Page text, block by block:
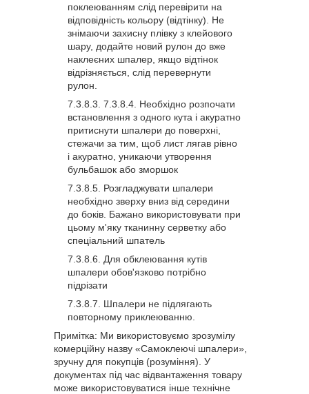
поклеюванням слід перевірити на
відповідність кольору (відтінку). Не
знімаючи захисну плівку з клейового
шару, додайте новий рулон до вже
наклеєних шпалер, якщо відтінок
відрізняється, слід перевернути
рулон.
Необхідно розпочати
встановлення з одного кута і акуратно
притиснути шпалери до поверхні,
стежачи за тим, щоб лист лягав рівно
і акуратно, уникаючи утворення
бульбашок або зморшок
Розгладжувати шпалери
необхідно зверху вниз від середини
до боків. Бажано використовувати при
цьому м'яку тканинну серветку або
спеціальний шпатель
Для обклеювання кутів
шпалери обов'язково потрібно
підрізати
Шпалери не підлягають
повторному приклеюванню.
Примітка: Ми використовуємо зрозумілу
комерційну назву «Самоклеючі шпалери»,
зручну для покупців (розуміння). У
документах під час відвантаження товару
може використовуватися інше технічне